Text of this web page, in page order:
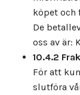
köpet och
De
oss av är:
10.4.2
För att
slutföra